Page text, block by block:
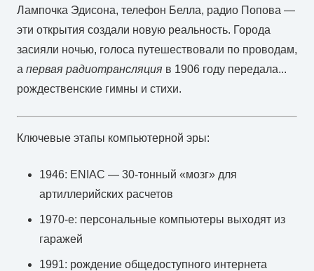
Лампочка Эдисона, телефон Белла, радио Попова —
эти открытия создали новую реальность. Города
засияли ночью, голоса путешествовали по проводам,
а первая радиотрансляция в 1906 году передала...
рождественские гимны и стихи.
Ключевые этапы компьютерной эры:
1946: ENIAC — 30-тонный «мозг» для
артиллерийских расчетов
1970-е: персональные компьютеры выходят из
гаражей
1991: рождение общедоступного интернета